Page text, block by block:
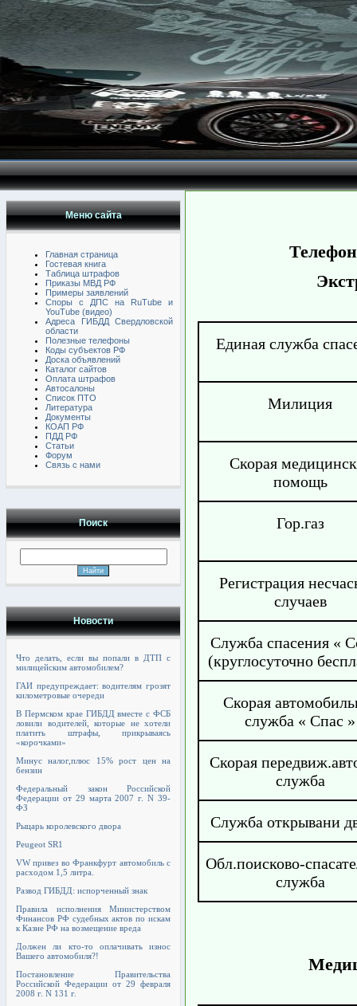
Меню сайта
Главная страница
Гостевая книга
Таблица штрафов
Приказы МВД РФ
Примеры заявлений
Споры с ДПС на RuTube и
YouTube (видео)
Адреса ГИБДД Свердловской
области
Полезные телефоны
Коды субъектов РФ
Доска объявлений
Каталог сайтов
Оплата штрафов
Автосалоны
Список ПТО
Литература
Документы
КОАП РФ
ПДД РФ
Статьи
Форум
Связь с нами
Поиск
Новости
Что делать, если вы попали в ДТП с
милицейским автомобилем?
ГАИ предупреждает: водителям грозят
километровые очереди
В Пермском крае ГИБДД вместе с ФСБ
ловили водителей, которые не хотели
платить штрафы, прикрываясь
«корочками»
Минус налог,плюс 15% рост цен на
бензин
Федеральный закон Российской
Федерации от 29 марта 2007 г. N 39-
ФЗ
Рыцарь королевского двора
Peugeot SR1
VW привез во Франкфурт автомобиль с
расходом 1,5 литра.
Развод ГИБДД: испорченный знак
Правила исполнения Министерством
Финансов РФ судебных актов по искам
к Казне РФ на возмещение вреда
Должен ли кто-то оплачивать износ
Вашего автомобиля?!
Постановление Правительства
Российской Федерации от 29 февраля
2008 г. N 131 г.
Единая служба
Милиция
Скорая
помощь
Гор.газ
Регистрация
случаев
Служба спасения «
(круглосуточно
Скорая
служба « Спас »
Скорая
служба
Служба открывани
Обл.поисково-
служба